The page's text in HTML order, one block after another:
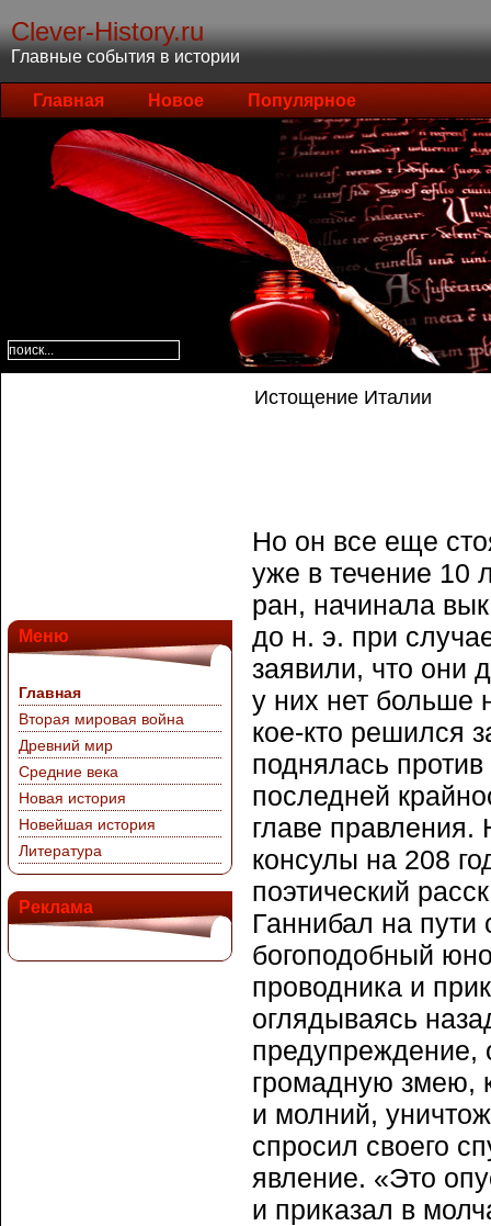
Clever-History.ru
Главные события в истории
Главная Новое Популярное
Меню
Главная
Вторая мировая война
Древний мир
Средние века
Новая история
Новейшая история
Литература
Реклама
Истощение Италии
Но он все еще
уже в течение 10
ран, начинала
до н. э. при
заявили, что они
у них нет больше
кое-кто решился
поднялась
последней
главе правления.
консулы на 208
поэтический
Ганнибал на пути
богоподобный
проводника и
оглядываясь
предупреждение,
громадную змею,
и молний,
спросил своего
явление. «Это
и приказал в